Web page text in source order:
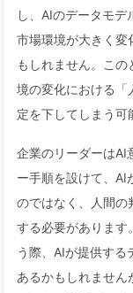
し、AIのデータモデ
市場環境が大きく変
もしれません。こ
境の変化における「
定を下してしまう可
企業のリーダーはAI
ー手順を設けて、AI
のではなく、人間の
する必要があります
う際、AIが提供す
あるかもしれません